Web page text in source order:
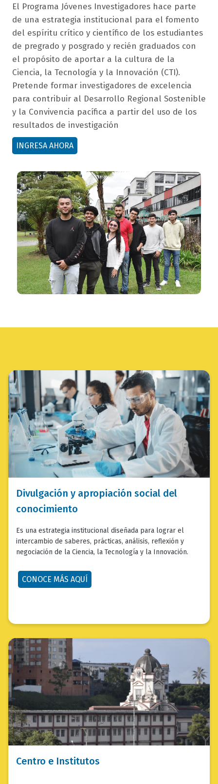
campo
texto
bloque
texto
El Programa Jóvenes Investigadores hace parte
de una estrategia institucional para el fomento
del espíritu crítico y científico de los estudiantes
de pregrado y posgrado y recién graduados con
el propósito de aportar a la cultura de la
Ciencia, la Tecnología y la Innovación (CTI).
Pretende formar investigadores de excelencia
para contribuir al Desarrollo Regional Sostenible
y la Convivencia pacífica a partir del uso de los
resultados de investigación
button
bloque
texto
INGRESA AHORA
bloque
texto-
imagen_imagen
texto-
imagen_texto
Divulgación y apropiación social del
conocimiento
Es una estrategia institucional diseñada para lograr el
intercambio de saberes, prácticas, análisis, reflexión y
negociación de la Ciencia, la Tecnología y la Innovación.
CONOCE MÁS AQUÍ
bloque
texto-
imagen_imagen
texto-
Centro e Institutos